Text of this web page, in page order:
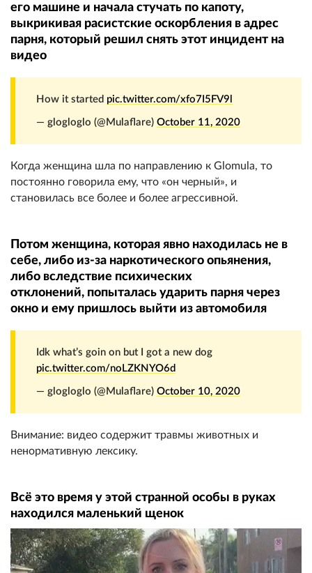
его машине и начала стучать по капоту,
выкрикивая расистские оскорбления в адрес
парня, который решил снять этот инцидент на
видео
How it started pic.twitter.com/xfo7I5FV9l
— glogloglo (@Mulaflare) October 11, 2020
Когда женщина шла по направлению к Glomula, то
постоянно говорила ему, что «он черный», и
становилась все более и более агрессивной.
Потом женщина, которая явно находилась не в
себе, либо из-за наркотического опьянения,
либо вследствие психических
отклонений, попыталась ударить парня через
окно и ему пришлось выйти из автомобиля
Idk what’s goin on but I got a new dog
pic.twitter.com/noLZKNYO6d
— glogloglo (@Mulaflare) October 10, 2020
Внимание: видео содержит травмы животных и
ненормативную лексику.
Всё это время у этой странной особы в руках
находился маленький щенок